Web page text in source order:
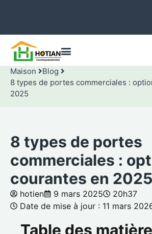
Maison
Blog
8 types de portes commerciales :
2025
8 types de portes
commerciales :
courantes en 2025
hotien 9 mars 2025
20h37
Date de mise à jour : 11 mars
Table des